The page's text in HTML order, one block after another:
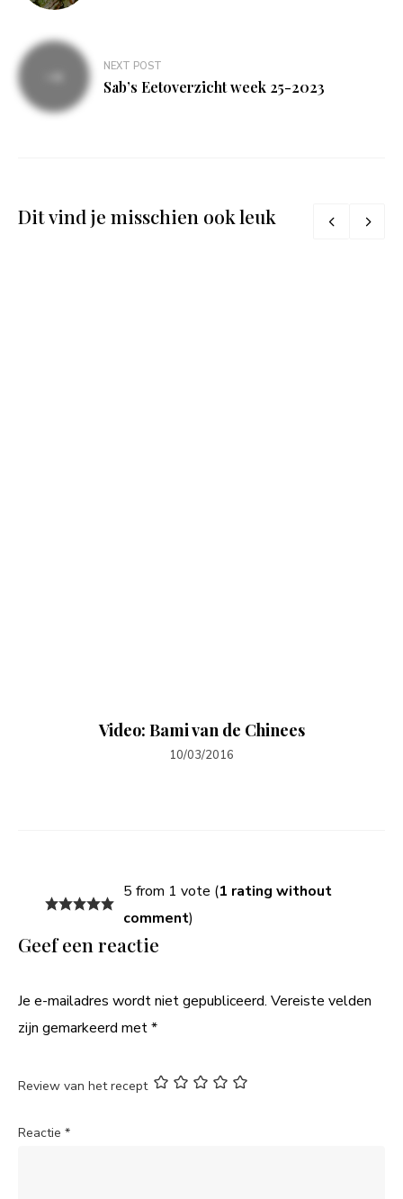
NEXT POST
Sab’s Eetoverzicht week 25-2023
Dit vind je misschien ook leuk
Video: Bami van de Chinees
10/03/2016
5 from 1 vote (1 rating without
comment)
Geef een reactie
Je e-mailadres wordt niet gepubliceerd. Vereiste velden
zijn gemarkeerd met*
Review van het recept
Reactie *